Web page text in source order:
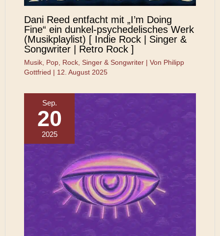
Dani Reed entfacht mit „I’m Doing
Fine“ ein dunkel-psychedelisches Werk
(Musikplaylist) [ Indie Rock | Singer &
Songwriter | Retro Rock ]
Musik Pop Rock Singer & Songwriter | Von Philipp
Gottfried | 12. August 2025
Sep.
20
2025